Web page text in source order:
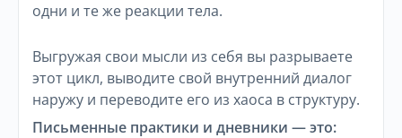
одни и те же реакции тела.
Выгружая свои мысли из себя вы разрываете
этот цикл, выводите свой внутренний диалог
наружу и переводите его из хаоса в структуру.
Письменные практики и дневники — это: